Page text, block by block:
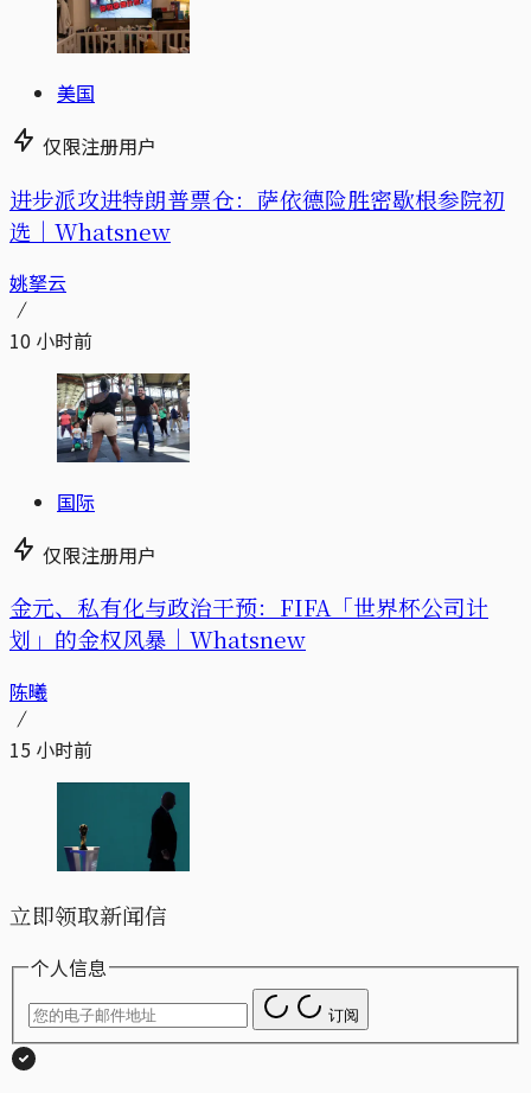
美国
仅限注册用户
进步派攻进特朗普票仓：萨依德险胜密歇根参院初
选｜Whatsnew
姚拏云
10 小时前
国际
仅限注册用户
金元、私有化与政治干预：FIFA「世界杯公司计
划」的金权风暴｜Whatsnew
陈曦
15 小时前
立即领取新闻信
个人信息
订阅